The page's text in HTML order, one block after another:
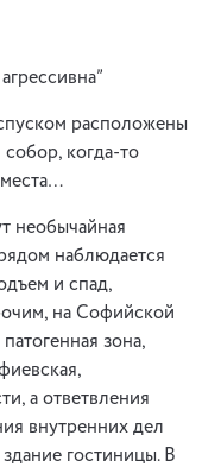
расположены
когда-то
необычайная
наблюдается
и спад,
на Софийской
зона,
а ответвления
внутренних дел
гостиницы. В